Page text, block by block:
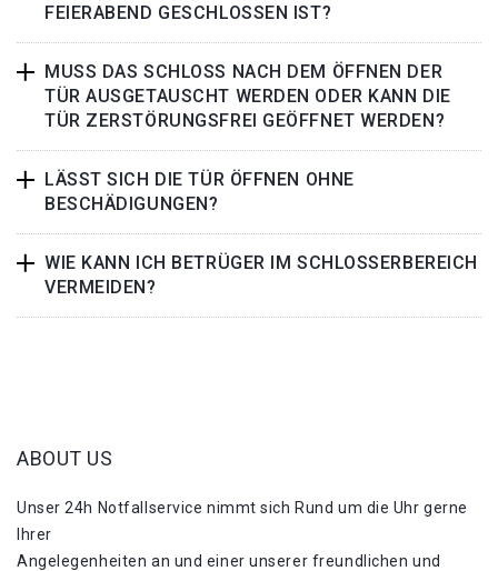
FEIERABEND GESCHLOSSEN IST?
MUSS DAS SCHLOSS NACH DEM ÖFFNEN DER
TÜR AUSGETAUSCHT WERDEN ODER KANN DIE
TÜR ZERSTÖRUNGSFREI GEÖFFNET WERDEN?
LÄSST SICH DIE TÜR ÖFFNEN OHNE
BESCHÄDIGUNGEN?
WIE KANN ICH BETRÜGER IM SCHLOSSERBEREICH
VERMEIDEN?
ABOUT US
Unser 24h Notfallservice nimmt sich Rund um die Uhr gerne
Ihrer
Angelegenheiten an und einer unserer freundlichen und